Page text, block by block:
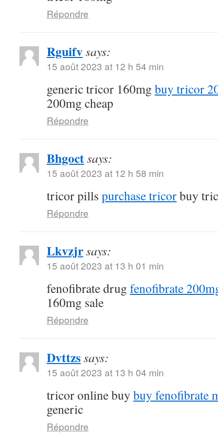
Répondre
Rguifvsays:
15 août 2023 at 12 h 54 min
generic tricor 160mg buy tricor
200mg cheap
Répondre
Bhgoctsays:
15 août 2023 at 12 h 58 min
tricor pills purchase tricorbuy
Répondre
Lkvzjrsays:
15 août 2023 at 13 h 01 min
fenofibrate drug fenofibrate
160mg sale
Répondre
Dvttzssays:
15 août 2023 at 13 h 04 min
tricor online buy buy fenofibrate
generic
Répondre